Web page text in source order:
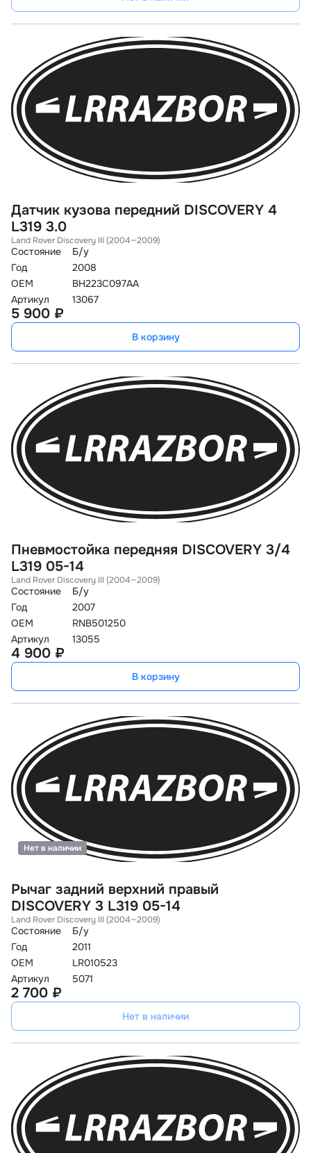
Датчик кузова передний DISCOVERY 4
L319 3.0
Land Rover Discovery III (2004—2009)
Состояние
Б/у
Год
2008
OEM
BH223C097AA
Артикул
13067
5 900 ₽
В корзину
Пневмостойка передняя DISCOVERY 3/4
L319 05-14
Land Rover Discovery III (2004—2009)
Состояние
Б/у
Год
2007
OEM
RNB501250
Артикул
13055
4 900 ₽
В корзину
Рычаг задний верхний правый
DISCOVERY 3 L319 05-14
Land Rover Discovery III (2004—2009)
Состояние
Б/у
Год
2011
OEM
LR010523
Артикул
5071
Нет в наличии
2 700 ₽
Нет в наличии